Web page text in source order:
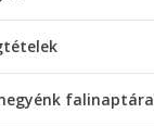
falinaptára